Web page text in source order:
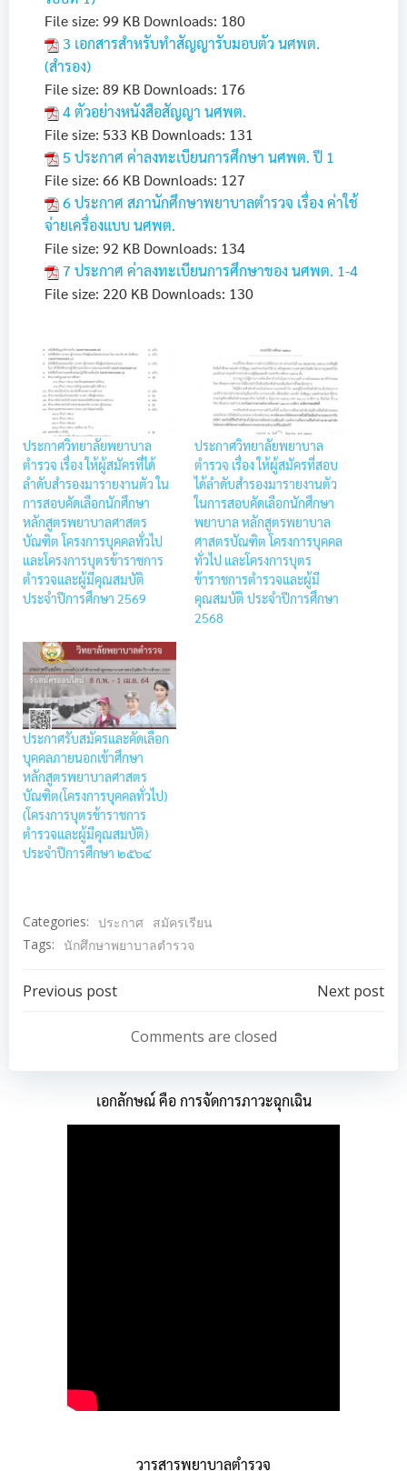
File size: 99 KB Downloads: 180
3 เอกสารสำหรับทำสัญญารับมอบตัว นศพต.
(สำรอง)
File size: 89 KB Downloads: 176
4 ตัวอย่างหนังสือสัญญา นศพต.
File size: 533 KB Downloads: 131
5 ประกาศ ค่าลงทะเบียนการศึกษา นศพต. ปี 1
File size: 66 KB Downloads: 127
6 ประกาศ สภานักศึกษาพยาบาลตำรวจ เรื่อง ค่าใช้
จ่ายเครื่องแบบ นศพต.
File size: 92 KB Downloads: 134
7 ประกาศ ค่าลงทะเบียนการศึกษาของ นศพต. 1-4
File size: 220 KB Downloads: 130
ประกาศวิทยาลัยพยาบาล
ตำรวจ เรื่อง ให้ผู้สมัครที่ได้
ลำดับสำรองมารายงานตัว ใน
การสอบคัดเลือกนักศึกษา
หลักสูตรพยาบาลศาสตร
บัณฑิต โครงการบุคคลทั่วไป
และโครงการบุตรข้าราชการ
ตำรวจและผู้มีคุณสมบัติ
ประจำปีการศึกษา 2569
ประกาศวิทยาลัยพยาบาล
ตำรวจ เรื่อง ให้ผู้สมัครที่สอบ
ได้ลำดับสำรองมารายงานตัว
ในการสอบคัดเลือกนักศึกษา
พยาบาล หลักสูตรพยาบาล
ศาสตรบัณฑิต โครงการบุคคล
ทั่วไป และโครงการบุตร
ข้าราชการตำรวจและผู้มี
คุณสมบัติ ประจำปีการศึกษา
2568
ประกาศรับสมัครและคัดเลือก
บุคคลภายนอกเข้าศึกษา
หลักสูตรพยาบาลศาสตร
บัณฑิต(โครงการบุคคลทั่วไป)
(โครงการบุตรข้าราชการ
ตำรวจและผู้มีคุณสมบัติ)
ประจำปีการศึกษา ๒๕๖๔
Categories: ประกาศ สมัครเรียน
Tags:
นักศึกษาพยาบาลตำรวจ
Post
navigation
Previous post
navigation
Next post
Comments are closed
เอกลักษณ์ คือ การจัดการภาวะฉุกเฉิน
วารสารพยาบาลตำรวจ